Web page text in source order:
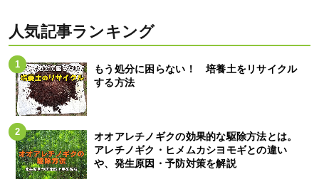
人気記事ランキング
もう処分に困らない！ 培養土をリサイクル
する方法
オオアレチノギクの効果的な駆除方法とは。
アレチノギク・ヒメムカシヨモギとの違い
や、発生原因・予防対策を解説